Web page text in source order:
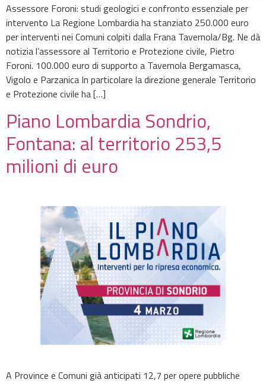
Assessore Foroni: studi geologici e confronto essenziale per
intervento La Regione Lombardia ha stanziato 250.000 euro
per interventi nei Comuni colpiti dalla Frana Tavernola/Bg. Ne dà
notizia l’assessore al Territorio e Protezione civile, Pietro
Foroni. 100.000 euro di supporto a Tavernola Bergamasca,
Vigolo e Parzanica In particolare la direzione generale Territorio
e Protezione civile ha […]
Piano Lombardia Sondrio,
Fontana: al territorio 253,5
milioni di euro
A Province e Comuni già anticipati 12,7 per opere pubbliche